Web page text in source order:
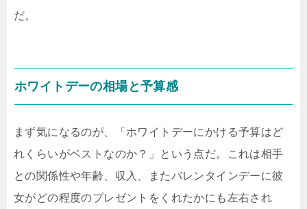
だ。
ホワイトデーの相場と予算感
まず気になるのが、「ホワイトデーにかける予算はど
れくらいがベストなのか？」という点だ。これは相手
との関係性や年齢、収入、またバレンタインデーに彼
女がどの程度のプレゼントをくれたかにも左右され